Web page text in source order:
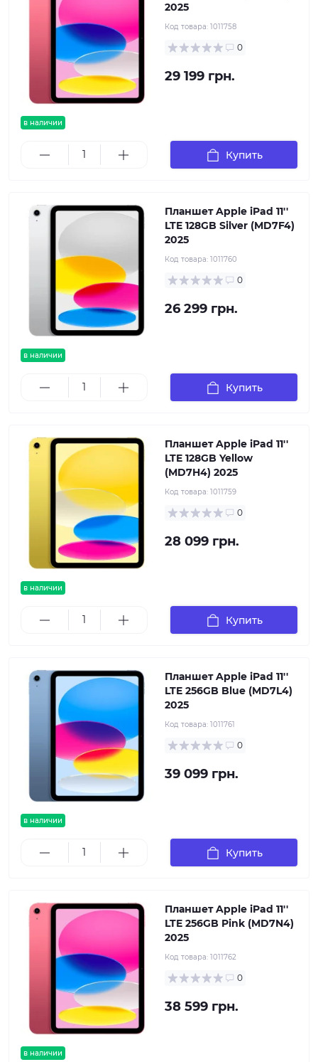
в наличии
2025
Код товара: 1011758
0
29 199 грн.
Купить
в наличии
Планшет Apple iPad 11''
LTE 128GB Silver (MD7F4)
2025
Код товара: 1011760
0
26 299 грн.
Купить
в наличии
Планшет Apple iPad 11''
LTE 128GB Yellow
(MD7H4) 2025
Код товара: 1011759
0
28 099 грн.
Купить
в наличии
Планшет Apple iPad 11''
LTE 256GB Blue (MD7L4)
2025
Код товара: 1011761
0
39 099 грн.
Купить
в наличии
Планшет Apple iPad 11''
LTE 256GB Pink (MD7N4)
2025
Код товара: 1011762
0
38 599 грн.